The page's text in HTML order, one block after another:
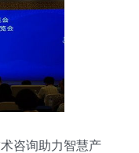
咨询助力智慧产